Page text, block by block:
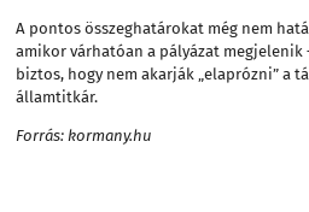
A pontos összeghatárokat még nem
amikor várhatóan a pályázat megjelenik
biztos, hogy nem akarják „elaprózni” a
államtitkár.
Forrás: kormany.hu